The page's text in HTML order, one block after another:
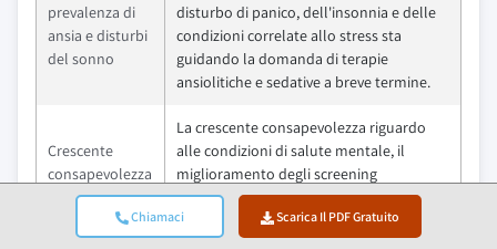
Chiamaci Scarica Il PDF Gratuito
prevalenza di
ansia e disturbi
del sonno
disturbo di panico, dell'insonnia e delle
condizioni correlate allo stress sta
guidando la domanda di terapie
ansiolitiche e sedative a breve termine.
Crescente
consapevolezza
e tassi di
diagnosi dei
problemi di
La crescente consapevolezza riguardo
alle condizioni di salute mentale, il
miglioramento degli screening
psichiatrici e l'espansione dell'accesso ai
servizi di assistenza sanitaria
comportamentale stanno sostenendo la